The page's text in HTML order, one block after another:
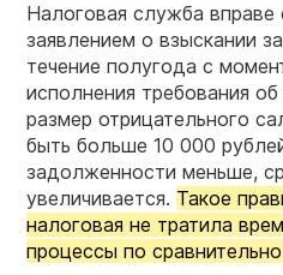
Налоговая служба вправе
заявлением о взыскании
течение полугода с
исполнения требования
размер отрицательного
быть больше 10 000
задолженности меньше,
увеличивается. Такое
налоговая не тратила
процессы по